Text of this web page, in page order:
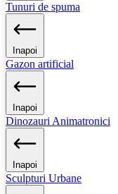
Tunuri de spuma
Inapoi
Gazon artificial
Inapoi
Dinozauri Animatronici
Inapoi
Sculpturi Urbane